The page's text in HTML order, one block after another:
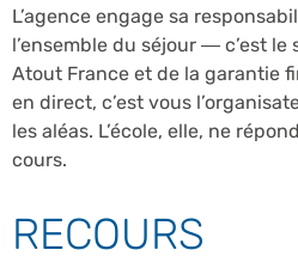
L’agence engage sa
l’ensemble du séjour — c’est
Atout France et de la garantie
en direct, c’est vous
les aléas. L’école, elle, ne
cours.
RECOURS